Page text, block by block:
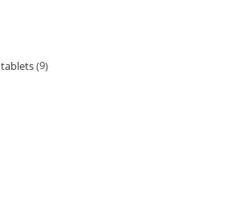
tablets 9